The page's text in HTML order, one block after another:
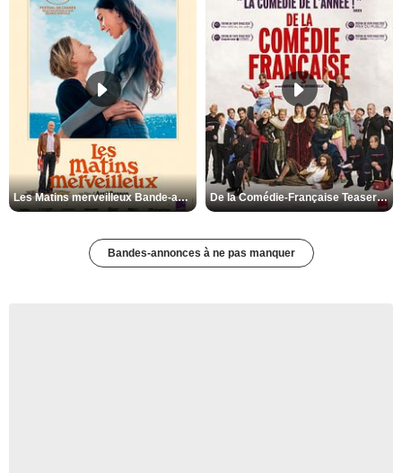
Les Matins merveilleux Bande-annonce VF De la Comédie-Française Teaser VF
Bandes-annonces à ne pas manquer